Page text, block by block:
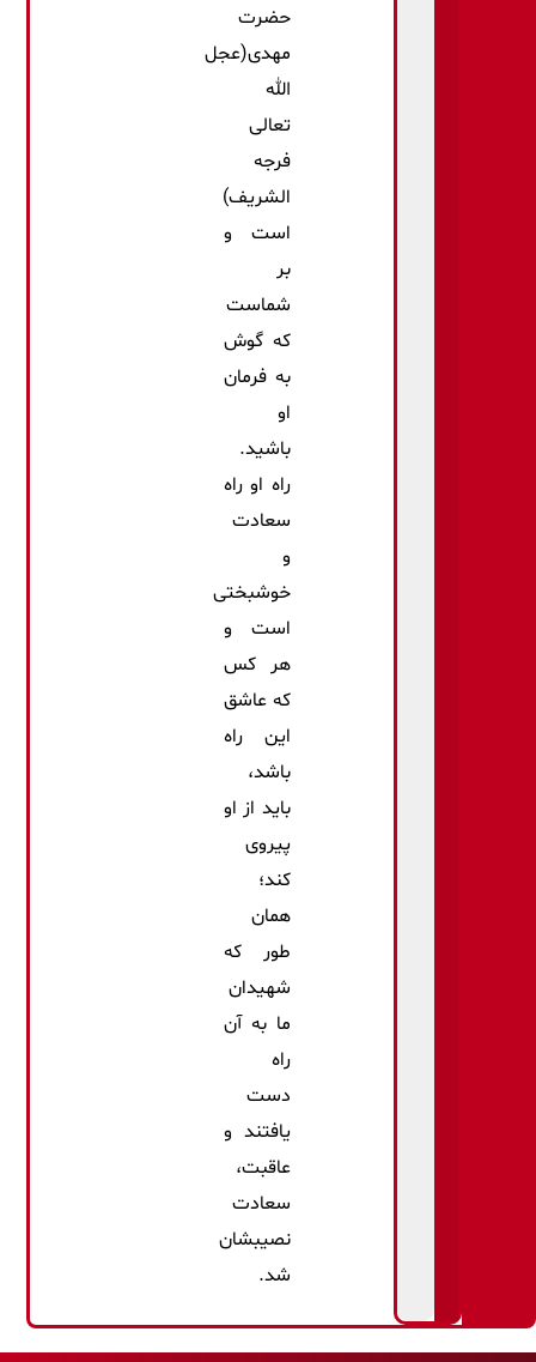
حضرت
مهدی(عجل
الله
تعالی
فرجه
الشریف)
است و
بر
شماست
که گوش
به فرمان
او
باشید.
راه او راه
سعادت
و
خوشبختی
است و
هر کس
که عاشق
این راه
باشد،
باید از او
پیروی
کند؛
همان
طور که
شهیدان
ما به آن
راه
دست
یافتند و
عاقبت،
سعادت
نصیبشان
شد.